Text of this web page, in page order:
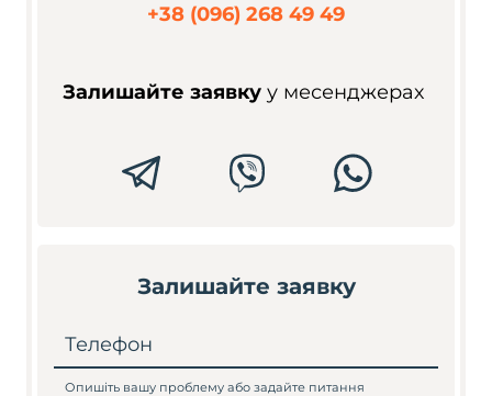
+38 (096) 268 49 49
Залишайте заявку у месенджерах
Залишайте заявку
Телефон
Опишіть вашу проблему або задайте питання